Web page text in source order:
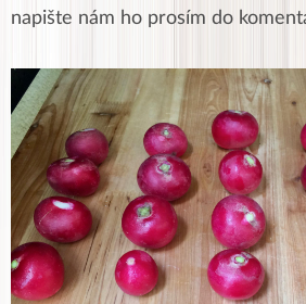
napište nám ho prosím do